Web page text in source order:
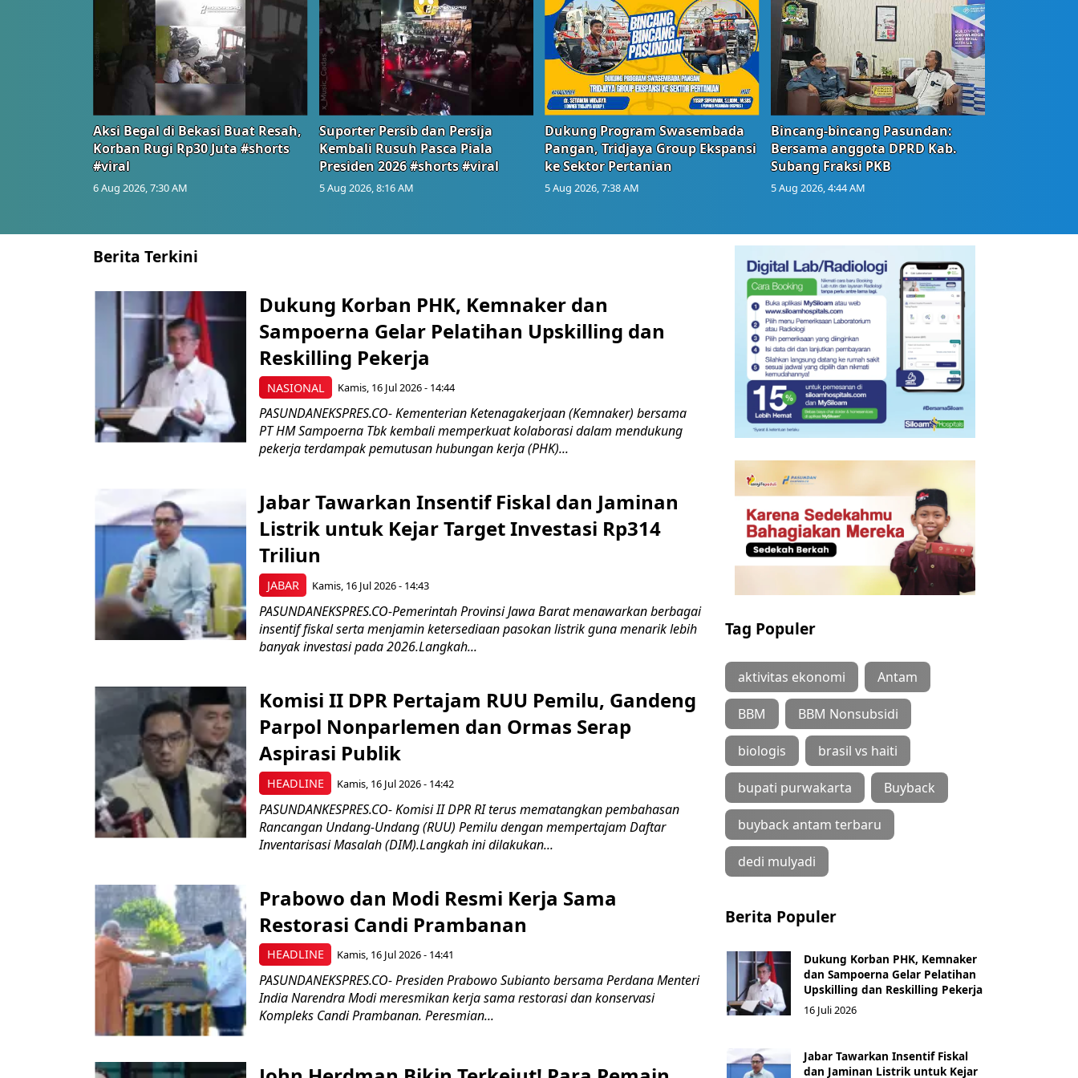
Aksi Begal di Bekasi Buat Resah,
Korban Rugi Rp30 Juta #shorts
#viral
6 Aug 2026, 7:30 AM
Suporter Persib dan Persija
Kembali Rusuh Pasca Piala
Presiden 2026 #shorts #viral
5 Aug 2026, 8:16 AM
Dukung Program Swasembada
Pangan, Tridjaya Group Ekspansi
ke Sektor Pertanian
5 Aug 2026, 7:38 AM
Bincang-bincang Pasundan:
Bersama anggota DPRD Kab.
Subang Fraksi PKB
5 Aug 2026, 4:44 AM
Berita Terkini
NASIONAL
Dukung Korban PHK, Kemnaker dan
Sampoerna Gelar Pelatihan Upskilling dan
Reskilling Pekerja
Kamis, 16 Jul 2026 - 14:44
PASUNDANEKSPRES.CO- Kementerian Ketenagakerjaan (Kemnaker) bersama
PT HM Sampoerna Tbk kembali memperkuat kolaborasi dalam mendukung
pekerja terdampak pemutusan hubungan kerja (PHK)...
JABAR
Jabar Tawarkan Insentif Fiskal dan Jaminan
Listrik untuk Kejar Target Investasi Rp314
Triliun
Kamis, 16 Jul 2026 - 14:43
PASUNDANEKSPRES.CO-Pemerintah Provinsi Jawa Barat menawarkan berbagai
insentif fiskal serta menjamin ketersediaan pasokan listrik guna menarik lebih
banyak investasi pada 2026.Langkah...
HEADLINE
Komisi II DPR Pertajam RUU Pemilu, Gandeng
Parpol Nonparlemen dan Ormas Serap
Aspirasi Publik
Kamis, 16 Jul 2026 - 14:42
PASUNDANKESPRES.CO- Komisi II DPR RI terus mematangkan pembahasan
Rancangan Undang-Undang (RUU) Pemilu dengan mempertajam Daftar
Inventarisasi Masalah (DIM).Langkah ini dilakukan...
HEADLINE
Prabowo dan Modi Resmi Kerja Sama
Restorasi Candi Prambanan
Kamis, 16 Jul 2026 - 14:41
PASUNDANEKSPRES.CO- Presiden Prabowo Subianto bersama Perdana Menteri
India Narendra Modi meresmikan kerja sama restorasi dan konservasi
Kompleks Candi Prambanan. Peresmian...
Tag Populer
aktivitas ekonomi Antam
BBM BBM Nonsubsidi
biologis brasil vs haiti
bupati purwakarta Buyback
buyback antam terbaru
dedi mulyadi
Berita Populer
Dukung Korban PHK, Kemnaker
dan Sampoerna Gelar Pelatihan
Upskilling dan Reskilling Pekerja
16 Juli 2026
Jabar Tawarkan Insentif Fiskal
dan Jaminan Listrik untuk Kejar